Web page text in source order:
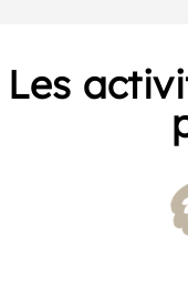
Les